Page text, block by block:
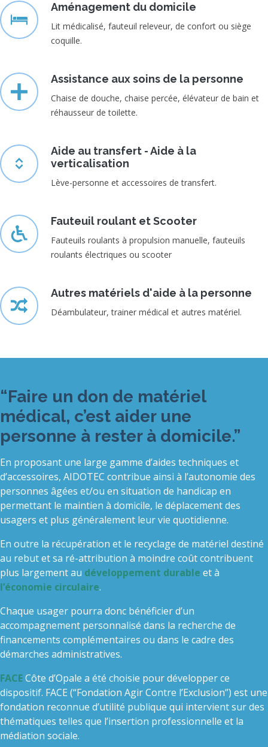
Aménagement du domicile
Lit médicalisé, fauteuil releveur, de confort ou siège
coquille.
Assistance aux soins de la personne
Chaise de douche, chaise percée, élévateur de bain et
réhausseur de toilette.
Aide au transfert - Aide à la
verticalisation
Lève-personne et accessoires de transfert.
Fauteuil roulant et Scooter
Fauteuils roulants à propulsion manuelle, fauteuils
roulants électriques ou scooter
Autres matériels d'aide à la personne
Déambulateur, trainer médical et autres matériel.
“Faire un don de matériel
médical, c’est aider une
personne à rester à domicile.”
En proposant une large gamme d’aides techniques et
d’accessoires, AIDOTEC contribue ainsi à l’autonomie des
personnes âgées et/ou en situation de handicap en
permettant le maintien à domicile, le déplacement des
usagers et plus généralement leur vie quotidienne.
En outre la récupération et le recyclage de matériel destiné
au rebut et sa ré-attribution à moindre coût contribuent
plus largement au développement durable et à
l’économie circulaire.
Chaque usager pourra donc bénéficier d’un
accompagnement personnalisé dans la recherche de
financements complémentaires ou dans le cadre des
démarches administratives.
FACECôte d’Opale a été choisie pour développer ce
dispositif. FACE (“Fondation Agir Contre l’Exclusion”) est une
fondation reconnue d’utilité publique qui intervient sur des
thématiques telles que l’insertion professionnelle et la
médiation sociale.